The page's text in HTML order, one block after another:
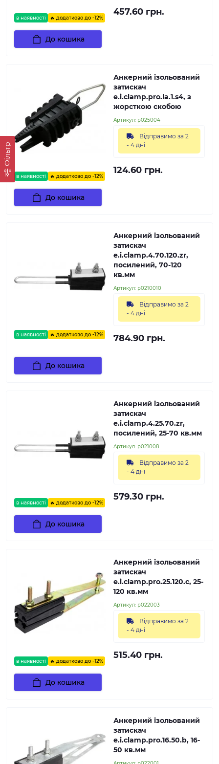
Фільтр
в наявності 🔥 додатково до -12%
457.60 грн.
До кошика
в наявності 🔥 додатково до -12%
Анкерний ізольований
затискач
e.i.clamp.pro.la.1.s4, з
жорсткою скобою
Артикул: p025004
Відправимо за 2
- 4 дні
124.60 грн.
До кошика
в наявності 🔥 додатково до -12%
Анкерний ізольований
затискач
e.i.clamp.4.70.120.zr,
посилений, 70-120
кв.мм
Артикул: p0210010
Відправимо за 2
- 4 дні
784.90 грн.
До кошика
в наявності 🔥 додатково до -12%
Анкерний ізольований
затискач
e.i.clamp.4.25.70.zr,
посилений, 25-70 кв.мм
Артикул: p021008
Відправимо за 2
- 4 дні
579.30 грн.
До кошика
в наявності 🔥 додатково до -12%
Анкерний ізольований
затискач
e.i.clamp.pro.25.120.c, 25-
120 кв.мм
Артикул: p022003
Відправимо за 2
- 4 дні
515.40 грн.
До кошика
Анкерний ізольований
затискач
e.i.clamp.pro.16.50.b, 16-
50 кв.мм